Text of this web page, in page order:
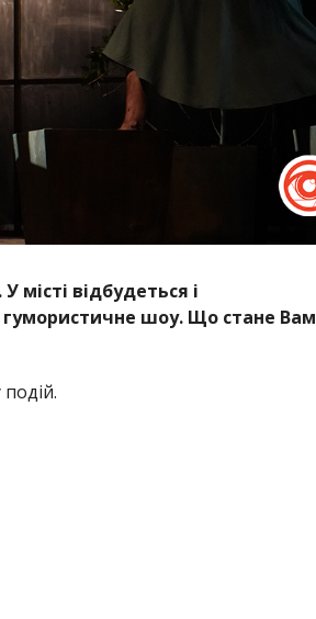
місті відбудеться і
гумористичне шоу. Що стане Вам